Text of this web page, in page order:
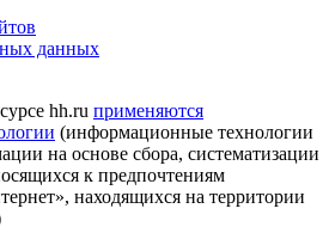
данных
hh.ru применяются
(информационные технологии
на основе сбора, систематизации
к предпочтениям
находящихся на территории